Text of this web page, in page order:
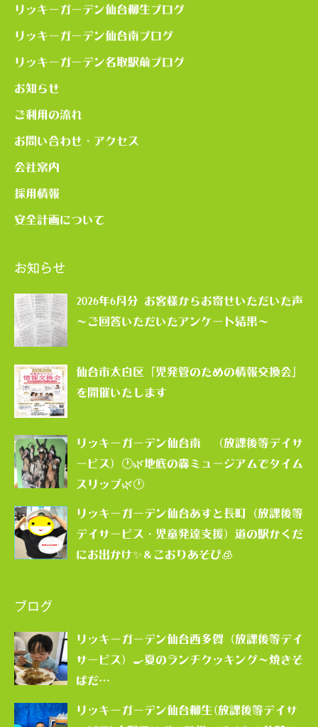
リッキーガーデン仙台柳生ブログ
リッキーガーデン仙台南ブログ
リッキーガーデン名取駅前ブログ
お知らせ
ご利用の流れ
お問い合わせ・アクセス
会社案内
採用情報
安全計画について
お知らせ
2026年6月分 お客様からお寄せいただいた声
～ご回答いただいたアンケート結果～
仙台市太白区「児発管のための情報交換会」
を開催いたします
リッキーガーデン仙台南 （放課後等デイサ
ービス）🕐🌿地底の森ミュージアムでタイム
スリップ🌿🕐
リッキーガーデン仙台あすと長町（放課後等
デイサービス・児童発達支援）道の駅かくだ
にお出かけ✨＆こおりあそび🧊
ブログ
リッキーガーデン仙台西多賀（放課後等デイ
サービス）🍳夏のランチクッキング～焼きそ
ばだ…
リッキーガーデン仙台柳生(放課後等デイサ